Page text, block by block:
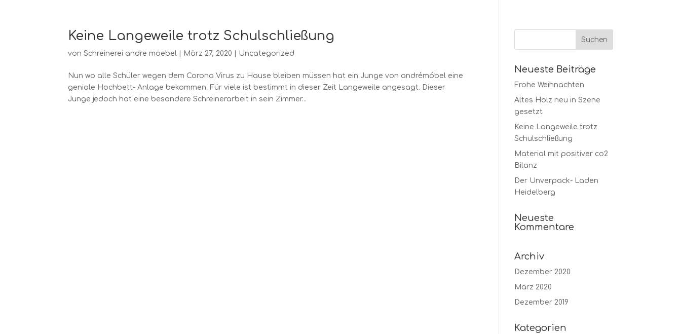
Keine Langeweile trotz Schulschließung
vonSchreinerei andre moebel März 27, 2020 Uncategorized
Nun wo alle Schüler wegen dem Corona Virus zu Hause bleiben müssen hat ein Junge von andrémóbel eine
geniale Hochbett- Anlage bekommen. Für viele ist bestimmt in dieser Zeit Langeweile angesagt. Dieser
Junge jedoch hat eine besondere Schreinerarbeit in sein Zimmer...
Neueste Beiträge
Frohe Weihnachten
Altes Holz neu in Szene
gesetzt
Keine Langeweile trotz
Schulschließung
Material mit positiver co2
Bilanz
Der Unverpack- Laden
Heidelberg
Neueste
Kommentare
Archiv
Dezember 2020
März 2020
Dezember 2019
Kategorien